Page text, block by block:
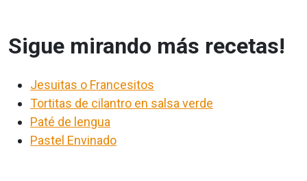
Sigue mirando más recetas!
Jesuitas o Francesitos
Tortitas de cilantro en salsa verde
Paté de lengua
Pastel Envinado